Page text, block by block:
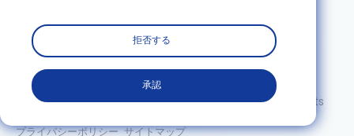
購読する
Copyright©Wuhan Casov Green Biotech Co.、Ltd。All Rights
プライバシーポリシー サイトマップ
拒否する
承認